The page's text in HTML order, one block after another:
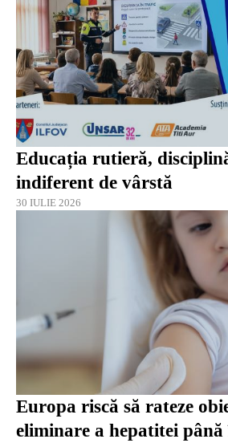
Educația rutieră,
indiferent de vârstă
30 IULIE 2026
Europa riscă să rateze
eliminare a hepatitei până